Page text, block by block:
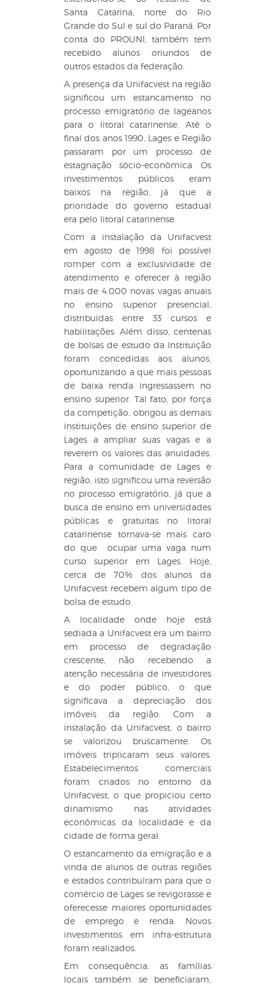
Santa Catarina, norte do Rio
Grande do Sul e sul do Paraná. Por
conta do PROUNI, também tem
recebido alunos oriundos de
outros estados da federação.
A presença da Unifacvest na região
significou um estancamento no
processo emigratório de lageanos
para o litoral catarinense. Até o
final dos anos 1990, Lages e Região
passaram por um processo de
estagnação sócio-econômica. Os
investimentos públicos eram
baixos na região, já que a
prioridade do governo estadual
era pelo litoral catarinense.
Com a instalação da Unifacvest
em agosto de 1998 foi possível
romper com a exclusividade de
atendimento e oferecer à região
mais de 4.000 novas vagas anuais
no ensino superior presencial,
distribuídas entre 33 cursos e
habilitações. Além disso, centenas
de bolsas de estudo da Instituição
foram concedidas aos alunos,
oportunizando a que mais pessoas
de baixa renda ingressassem no
ensino superior. Tal fato, por força
da competição, obrigou as demais
instituições de ensino superior de
Lages a ampliar suas vagas e a
reverem os valores das anuidades.
Para a comunidade de Lages e
região, isto significou uma reversão
no processo emigratório, já que a
busca de ensino em universidades
públicas e gratuitas no litoral
catarinense tornava-se mais caro
do que ocupar uma vaga num
curso superior em Lages. Hoje,
cerca de 70% dos alunos da
Unifacvest recebem algum tipo de
bolsa de estudo.
A localidade onde hoje está
sediada a Unifacvest era um bairro
em processo de degradação
crescente, não recebendo a
atenção necessária de investidores
e do poder público, o que
significava a depreciação dos
imóveis da região. Com a
instalação da Unifacvest, o bairro
se valorizou bruscamente. Os
imóveis triplicaram seus valores.
Estabelecimentos comerciais
foram criados no entorno da
Unifacvest, o que propiciou certo
dinamismo nas atividades
econômicas da localidade e da
cidade de forma geral.
O estancamento da emigração e a
vinda de alunos de outras regiões
e estados contribuíram para que o
comércio de Lages se revigorasse e
oferecesse maiores oportunidades
de emprego e renda. Novos
investimentos em infra-estrutura
foram realizados.
Em consequência, as famílias
locais também se beneficiaram,